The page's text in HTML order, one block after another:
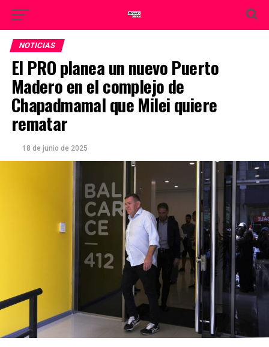
NOTICIAS
El PRO planea un nuevo Puerto
Madero en el complejo de
Chapadmamal que Milei quiere
rematar
18 de junio de 2025